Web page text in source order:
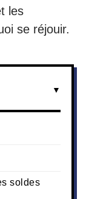
les
se réjouir.
soldes